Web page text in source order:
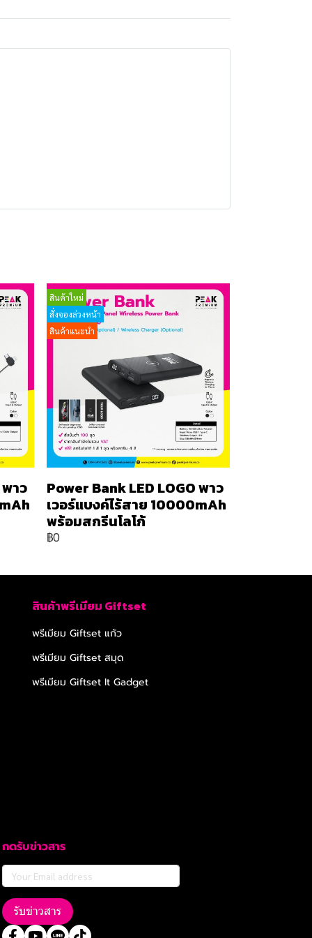
พาว
สินค้าใหม่
สั่งจองล่วงหน้า
สินค้าแนะนำ
Power Bank LED LOGO พาว
เวอร์แบงค์ไร้สาย 10000mAh
พร้อมสกรีนโลโก้
฿0
สินค้าพรีเมียม Giftset
พรีเมียม Giftset แก้ว
พรีเมียม Giftset สมุด
พรีเมียม Giftset It Gadget
กดรับข่าวสาร
รับข่าวสาร